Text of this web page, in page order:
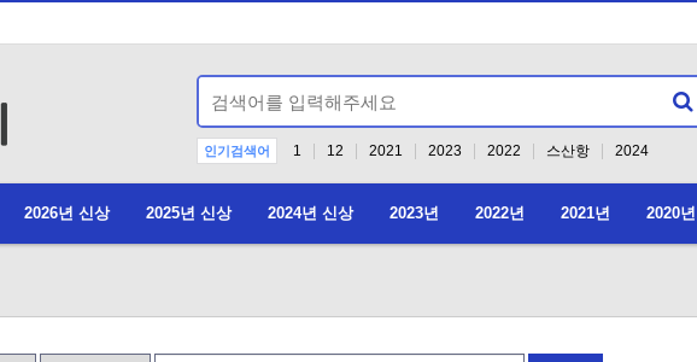
인기검색어 1 12 2021 2023 2022 스산항 2024
2026년 신상 2025년 신상 2024년 신상 2023년 2022년 2021년 2020년